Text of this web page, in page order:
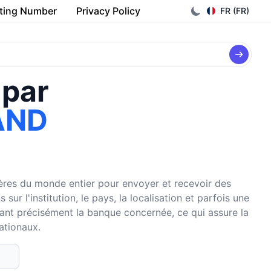
FR (FR)
Number Privacy Policy
du monde entier pour envoyer et recevoir des
sur l'institution, le pays, la localisation et parfois une
précisément la banque concernée, ce qui assure la